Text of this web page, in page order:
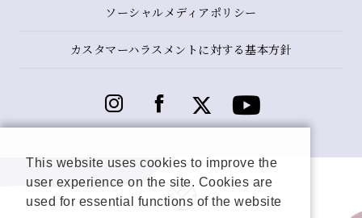
ソーシャルメディアポリシー
カスタマーハラスメントに対する基本方針
This website uses cookies to improve the
user experience on the site. Cookies are
used for essential functions of the website